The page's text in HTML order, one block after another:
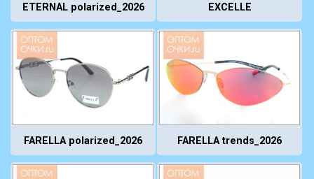
ETERNAL polarized_2026 EXCELLE
FARELLA polarized_2026 FARELLA trends_2026